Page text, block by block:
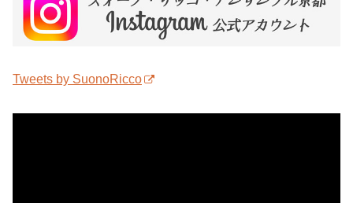
Tweets by SuonoRicco